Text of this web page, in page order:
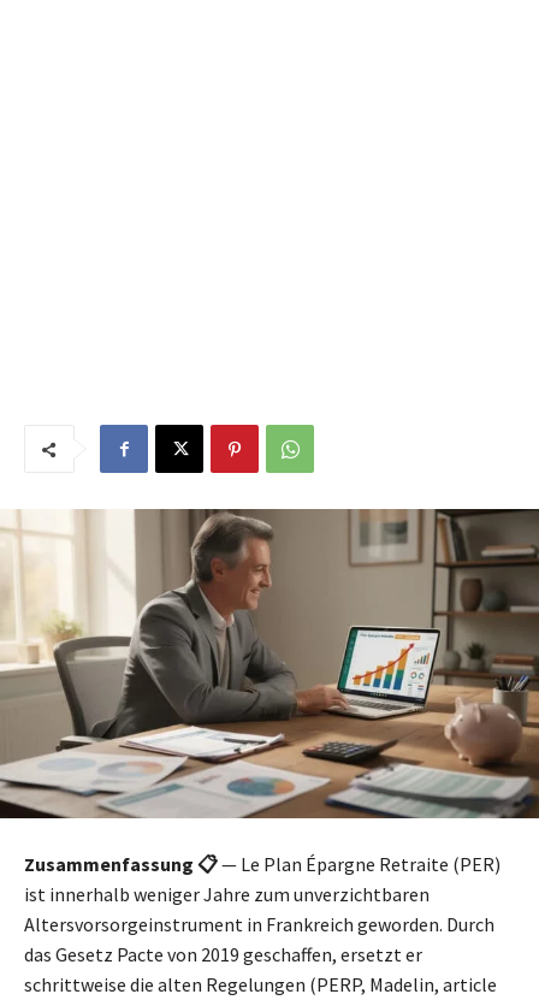
Zusammenfassung 📋— Le Plan Épargne Retraite (PER)
ist innerhalb weniger Jahre zum unverzichtbaren
Altersvorsorgeinstrument in Frankreich geworden. Durch
das Gesetz Pacte von 2019 geschaffen, ersetzt er
schrittweise die alten Regelungen (PERP, Madelin, article